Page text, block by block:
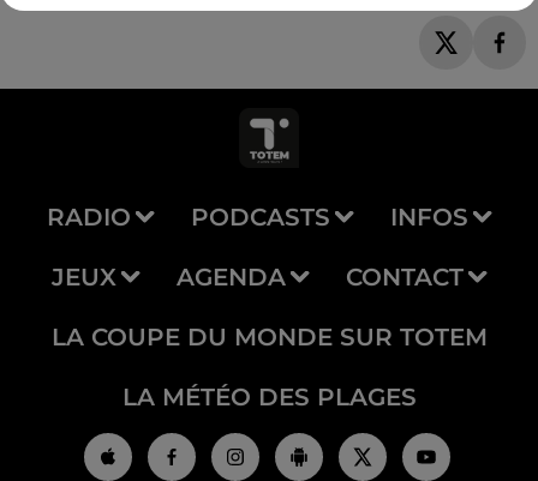
RADIO PODCASTS INFOS
JEUX AGENDA CONTACT
LA COUPE DU MONDE SUR TOTEM
LA MÉTÉO DES PLAGES